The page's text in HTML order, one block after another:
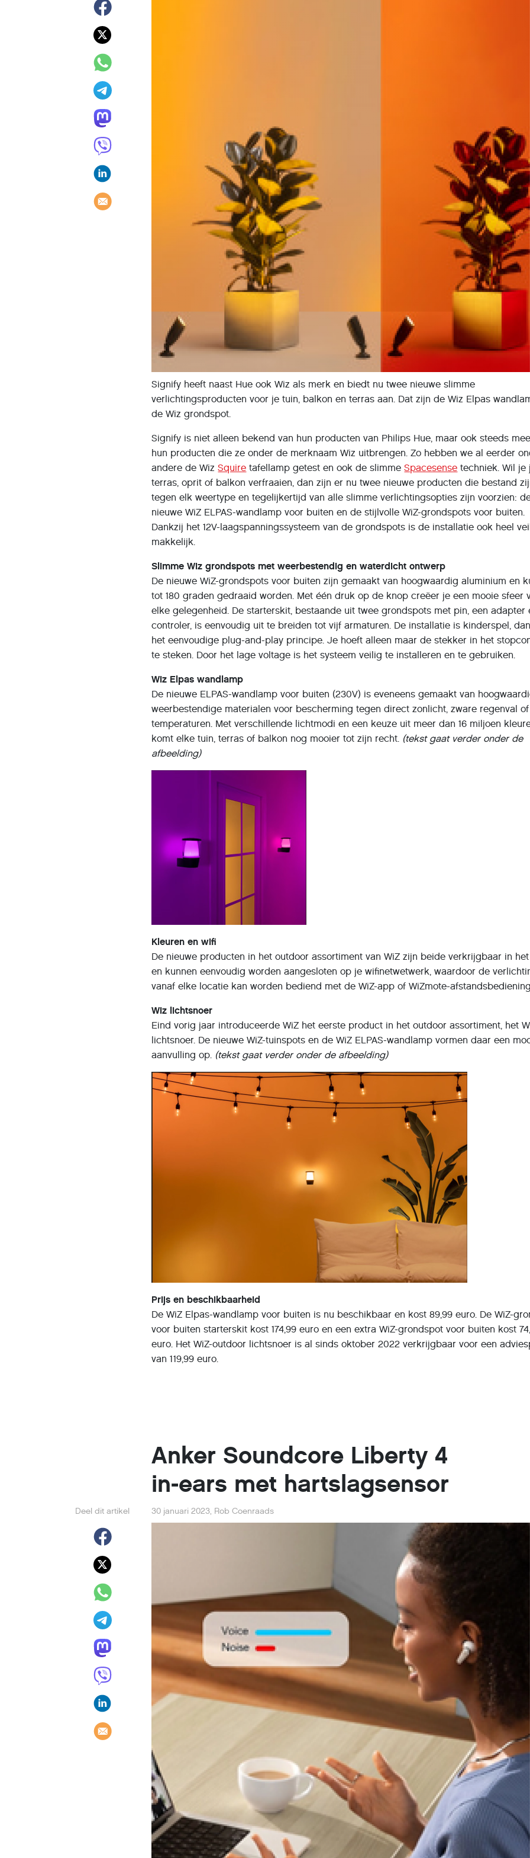
Signify heeft naast Hue ook Wiz als merk en biedt nu twee nieuwe slimme
verlichtingsproducten voor je tuin, balkon en terras aan. Dat zijn de Wiz Elpas
de Wiz grondspot.
Signify is niet alleen bekend van hun producten van Philips Hue, maar ook steeds
hun producten die ze onder de merknaam Wiz uitbrengen. Zo hebben we al eerder
andere de WizSquire tafellamp getest en ook de slimmeSpacesense techniek. Wil je
terras, oprit of balkon verfraaien, dan zijn er nu twee nieuwe producten die bestand
tegen elk weertype en tegelijkertijd van alle slimme verlichtingsopties zijn voorzien:
nieuwe WiZ ELPAS-wandlamp voor buiten en de stijlvolle WiZ-grondspots voor buiten.
Dankzij het 12V-laagspanningssysteem van de grondspots is de installatie ook heel
makkelijk.
Slimme Wiz grondspots met weerbestendig en waterdicht ontwerp
De nieuwe WiZ-grondspots voor buiten zijn gemaakt van hoogwaardig aluminium en
tot 180 graden gedraaid worden. Met één druk op de knop creëer je een mooie sfeer
elke gelegenheid. De starterskit, bestaande uit twee grondspots met pin, een adapter
controler, is eenvoudig uit te breiden tot vijf armaturen. De installatie is kinderspel,
het eenvoudige plug-and-play principe. Je hoeft alleen maar de stekker in het
te steken. Door het lage voltage is het systeem veilig te installeren en te gebruiken.
Wiz Elpas wandlamp
De nieuwe ELPAS-wandlamp voor buiten (230V) is eveneens gemaakt van
weerbestendige materialen voor bescherming tegen direct zonlicht, zware regenval
temperaturen. Met verschillende lichtmodi en een keuze uit meer dan 16 miljoen
komt elke tuin, terras of balkon nog mooier tot zijn recht. (tekst gaat verder onder de
afbeelding)
Kleuren en wifi
De nieuwe producten in het outdoor assortiment van WiZ zijn beide verkrijgbaar in
en kunnen eenvoudig worden aangesloten op je wifinetwetwerk, waardoor de
vanaf elke locatie kan worden bediend met de WiZ-app of WiZmote-
Wiz lichtsnoer
Eind vorig jaar introduceerde WiZ het eerste product in het outdoor assortiment, het
lichtsnoer. De nieuwe WiZ-tuinspots en de WiZ ELPAS-wandlamp vormen daar een
aanvulling op. (tekst gaat verder onder de afbeelding)
Prijs en beschikbaarheid
De WiZ Elpas-wandlamp voor buiten is nu beschikbaar en kost 89,99 euro. De WiZ-
voor buiten starterskit kost 174,99 euro en een extra WiZ-grondspot voor buiten kost
euro. Het WiZ-outdoor lichtsnoer is al sinds oktober 2022 verkrijgbaar voor een
van 119,99 euro.
Anker Soundcore Liberty 4
in-ears met hartslagsensor
Deel dit artikel 30 januari 2023, Rob Coenraads